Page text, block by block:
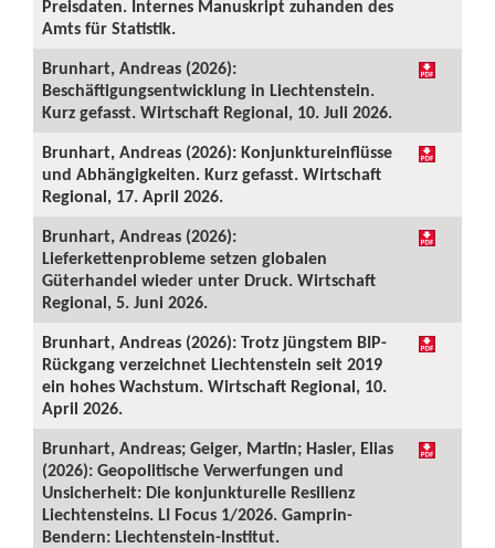
Preisdaten. Internes Manuskript zuhanden des
Amts für Statistik.
Brunhart, Andreas (2026):
Beschäftigungsentwicklung in Liechtenstein.
Kurz gefasst. Wirtschaft Regional, 10. Juli 2026.
Brunhart, Andreas (2026): Konjunktureinflüsse
und Abhängigkeiten. Kurz gefasst. Wirtschaft
Regional, 17. April 2026.
Brunhart, Andreas (2026):
Lieferkettenprobleme setzen globalen
Güterhandel wieder unter Druck. Wirtschaft
Regional, 5. Juni 2026.
Brunhart, Andreas (2026): Trotz jüngstem BIP-
Rückgang verzeichnet Liechtenstein seit 2019
ein hohes Wachstum. Wirtschaft Regional, 10.
April 2026.
Brunhart, Andreas; Geiger, Martin; Hasler, Elias
(2026): Geopolitische Verwerfungen und
Unsicherheit: Die konjunkturelle Resilienz
Liechtensteins. LI Focus 1/2026. Gamprin-
Bendern: Liechtenstein-Institut.